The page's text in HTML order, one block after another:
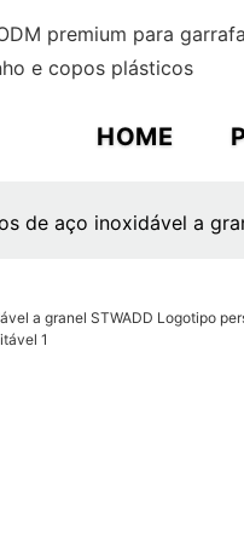
premium para
e copos plásticos
HOME
de aço inoxidável a